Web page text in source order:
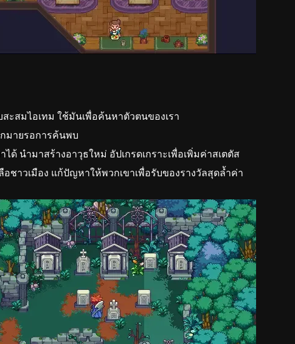
ะสมไอเทม ใช้มันเพื่อค้นหาตัวตนของเรา
มายรอการค้นพบ
ด้ นำมาสร้างอาวุธใหม่ อัปเกรดเกราะเพื่อเพิ่มค่าสเตตัส
ชาวเมือง แก้ปัญหาให้พวกเขาเพื่อรับของรางวัลสุดล้ำค่า